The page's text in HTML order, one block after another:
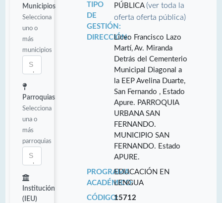
Municipios
Selecciona
uno o
más
municipios
Parroquias
Selecciona
una o
más
parroquias
Institución
(IEU)
TIPO
DE
GESTIÓN:
PÚBLICA(ver toda la
oferta oferta pública)
DIRECCIÓN:Liceo Francisco Lazo
Martí, Av. Miranda
Detrás del Cementerio
Municipal Diagonal a
la EEP Avelina Duarte,
San Fernando , Estado
Apure. PARROQUIA
URBANA SAN
FERNANDO.
MUNICIPIO SAN
FERNANDO. Estado
APURE.
PROGRAMA
ACADÉMICO:
EDUCACIÓN EN
LENGUA
CÓDIGO:15712